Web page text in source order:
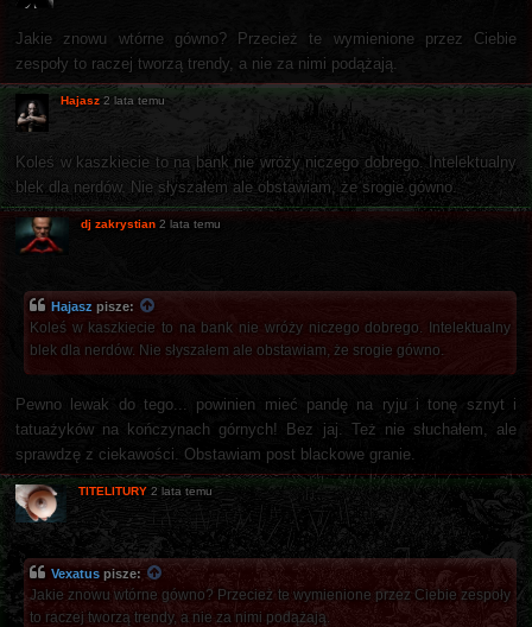
Jakie znowu wtórne gówno? Przecież te wymienione przez Ciebie
zespoły to raczej tworzą trendy, a nie za nimi podążają.
Hajasz 2 lata temu
Koleś w kaszkiecie to na bank nie wróży niczego dobrego. Intelektualny
blek dla nerdów. Nie słyszałem ale obstawiam, że srogie gówno.
dj zakrystian 2 lata temu
Hajasz pisze:
Koleś w kaszkiecie to na bank nie wróży niczego dobrego. Intelektualny
blek dla nerdów. Nie słyszałem ale obstawiam, że srogie gówno.
Pewno lewak do tego... powinien mieć pandę na ryju i tonę sznyt i
tatuażyków na kończynach górnych! Bez jaj. Też nie słuchałem, ale
sprawdzę z ciekawości. Obstawiam post blackowe granie.
TITELITURY 2 lata temu
Vexatus pisze:
Jakie znowu wtórne gówno? Przecież te wymienione przez Ciebie zespoły
to raczej tworzą trendy, a nie za nimi podążają.